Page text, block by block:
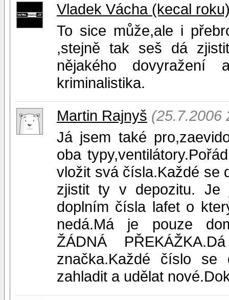
Vladek Vácha (kecal
To sice může,ale i
,stejně tak seš dá
nějakého dovyražení
kriminalistika.
Martin Rajnyš (25.7.2006
Já jsem také
oba
vložit svá čísla.Každé se
zjistit ty v depozitu. Je
doplním čísla lafet o
nedá.Má je pouze
ŽÁDNÁ
značka.Každé číslo
zahladit a udělat